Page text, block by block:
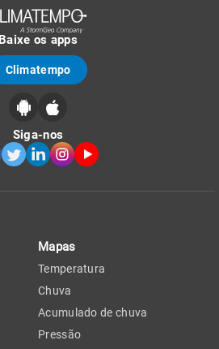
Baixe os apps
Climatempo
Siga-nos
Mapas
Temperatura
Chuva
Acumulado de chuva
Pressão